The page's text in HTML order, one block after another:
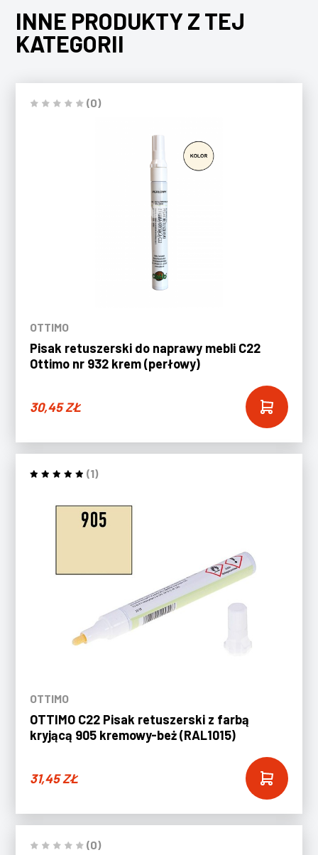
INNE PRODUKTY Z TEJ
KATEGORII
(0)
OTTIMO
Pisak retuszerski do naprawy mebli C22
Ottimo nr 932 krem (perłowy)
30,45ZŁ
(1)
OTTIMO
OTTIMO C22 Pisak retuszerski z farbą
kryjącą 905 kremowy-beż (RAL1015)
31,45ZŁ
(0)